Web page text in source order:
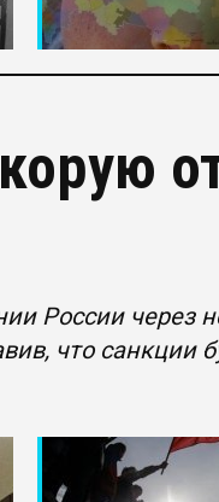
России через
что санкции